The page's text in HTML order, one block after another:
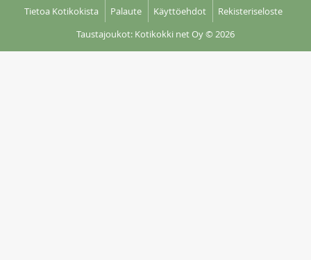
Tietoa Kotikokista Palaute Käyttöehdot
Rekisteriseloste
Taustajoukot: Kotikokki net Oy© 2026